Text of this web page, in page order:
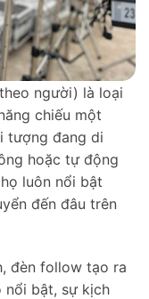
người) là loại
chiếu một
tượng đang di
hoặc tự động
luôn nổi bật
đến đâu trên
đèn follow tạo ra
nổi bật, sự kịch